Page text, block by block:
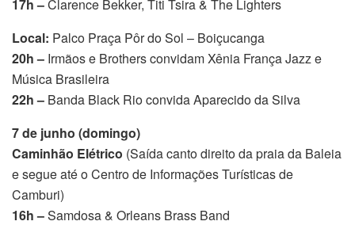
17h –Clarence Bekker, Titi Tsira & The Lighters
Local: Palco Praça Pôr do Sol – Boiçucanga
20h – Irmãos e Brothers convidam Xênia França Jazz e
Música Brasileira
22h – Banda Black Rio convida Aparecido da Silva
7 de junho (domingo)
Caminhão Elétrico (Saída canto direito da praia da Baleia
e segue até o Centro de Informações Turísticas de
Camburi)
16h –Samdosa & Orleans Brass Band